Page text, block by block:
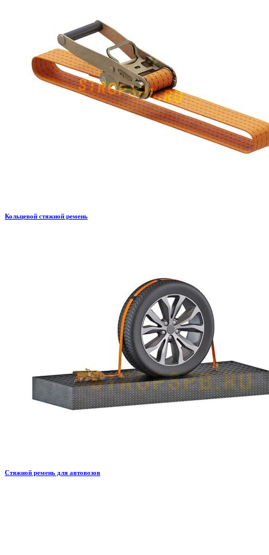
Кольцевой стяжной ремень
Стяжной ремень для автовозов